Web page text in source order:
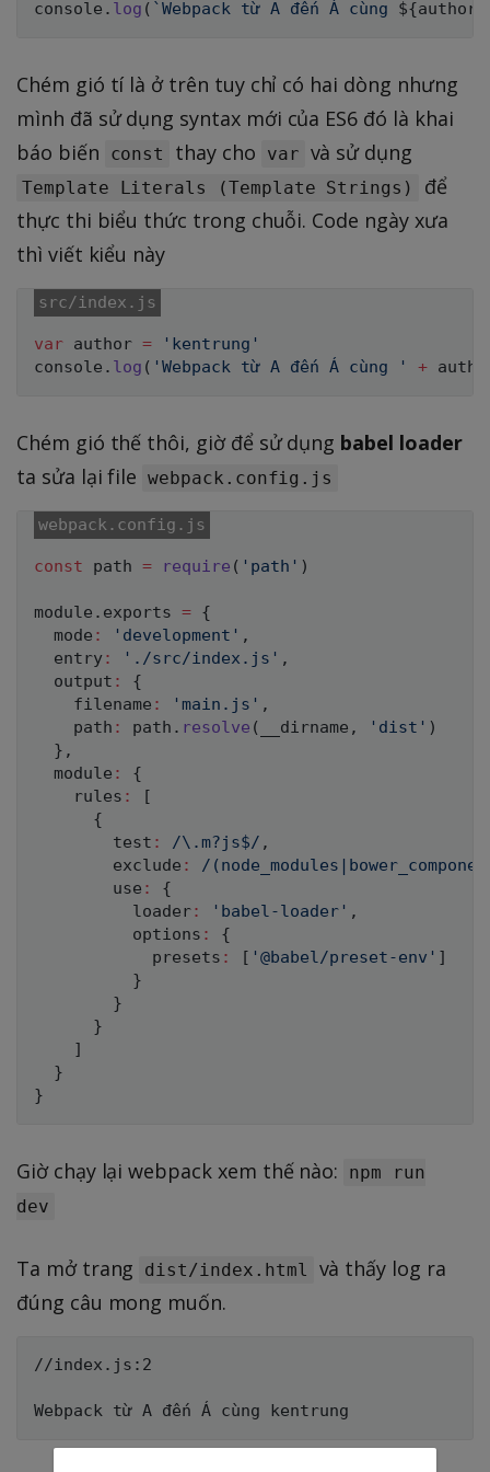
console . log ( `Webpack từ A đến Á cùng ${author
Chém gió tí là ở trên tuy chỉ có hai dòng nhưng
mình đã sử dụng syntax mới của ES6 đó là khai
báo biến
const thay cho var và sử dụng
Template Literals (Template Strings)
để
thực thi biểu thức trong chuỗi. Code ngày xưa
thì viết kiểu này
var author =
'kentrung'
console . log ( 'Webpack từ A đến Á cùng ' +
Chém gió thế thôi, giờ để sử dụng babel loader
ta sửa lại file webpack.config.js
const path = require ( 'path' )
module . exports = {
  mode
: 'development' ,
  entry
: './src/index.js' ,
  output
:
{
    filename
: 'main.js' ,
    path
: path . resolve ( __dirname , 'dist' )
} ,
  module
:
{
    rules
:
[
{
        test
: /\.m?js$/ ,
        exclude
: /
        use
:
{
          loader
: 'babel-loader' ,
          options
:
{
            presets
: [ '@babel/preset-env' ]
}
}
}
]
}
}
Giờ chạy lại webpack xem thế nào:
npm run
dev
Ta mở trang dist/index.html
và thấy log ra
đúng câu mong muốn.
//index.js:2